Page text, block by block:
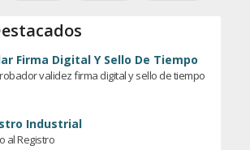
Firma Digital Y Sello De Tiempo
validez firma digital y sello de tiempo
Industrial
al Registro